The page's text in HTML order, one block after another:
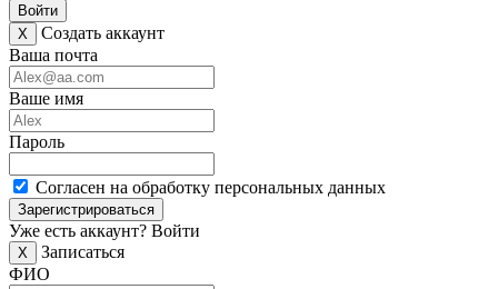
Войти
X
Создать аккаунт
Ваша почта
Ваше имя
Пароль
Согласен на обработку персональных данных
Зарегистрироваться
Уже есть аккаунт? Войти
X
Записаться
ФИО